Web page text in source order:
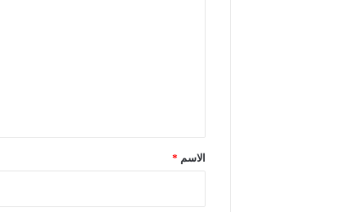
*الاسم *